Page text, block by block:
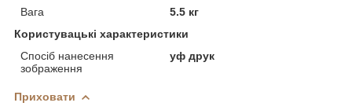
Вага
5.5 кг
Користувацькі характеристики
Спосіб нанесення
зображення
уф друк
Приховати